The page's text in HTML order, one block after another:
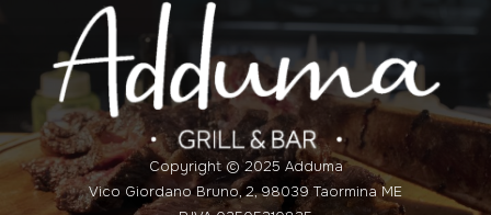
Copyright © 2025 Adduma
Vico Giordano Bruno, 2, 98039 Taormina ME